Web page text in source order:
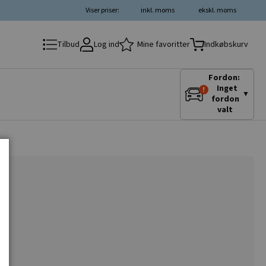
ekskl. moms
inkl. moms
Viser priser:
Tilbud Log ind Mine favoritter Indkøbskurv
Fordon:
Inget
fordon
valt
▼